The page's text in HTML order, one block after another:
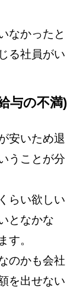
なかったと
る社員がい
与の不満)
安いため退
うことが分
らい欲しい
となかな
す。
のかも会社
を出せない